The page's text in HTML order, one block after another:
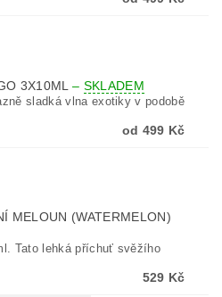
3X10ML– SKLADEM
sladká vlna exotiky v podobě
od 499 Kč
MELOUN (WATERMELON)
Tato lehká příchuť svěžího
529 Kč